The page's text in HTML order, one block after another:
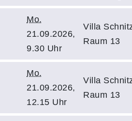
Mo.
21.09.2026,
9.30 Uhr
Villa
Raum 13
Mo.
21.09.2026,
12.15 Uhr
Villa
Raum 13